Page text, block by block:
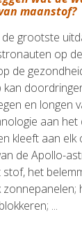
maanstof?
grootste
op
de
en longen
aan
kleeft aan elk
de Apollo-
het
...